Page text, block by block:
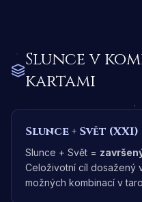
Slunce v
kartami
Slunce+ Svět (XXI)
Slunce + Svět =
Celoživotní cíl dosažený
možných kombinací v